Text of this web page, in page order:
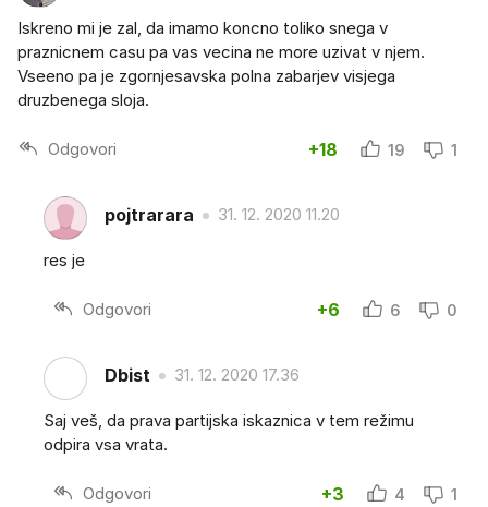
Iskreno mi je zal, da imamo koncno toliko snega v
praznicnem casu pa vas vecina ne more uzivat v njem.
Vseeno pa je zgornjesavska polna zabarjev visjega
druzbenega sloja.
Odgovori +18 19 1
pojtrarara 31. 12. 2020 11.20
res je
Odgovori +6 6 0
Dbist 31. 12. 2020 17.36
Saj veš, da prava partijska iskaznica v tem režimu
odpira vsa vrata.
Odgovori +3 4 1